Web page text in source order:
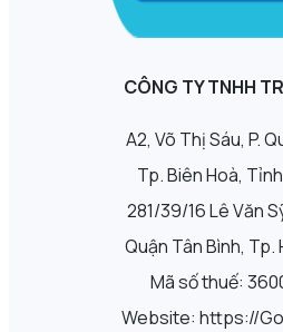
CÔNG TY TNHH
A2, Võ Thị Sáu, P.
Tp. Biên Hoà,
281/39/16 Lê Văn
Quận Tân Bình, Tp.
Mã số thuế:
Website: https://